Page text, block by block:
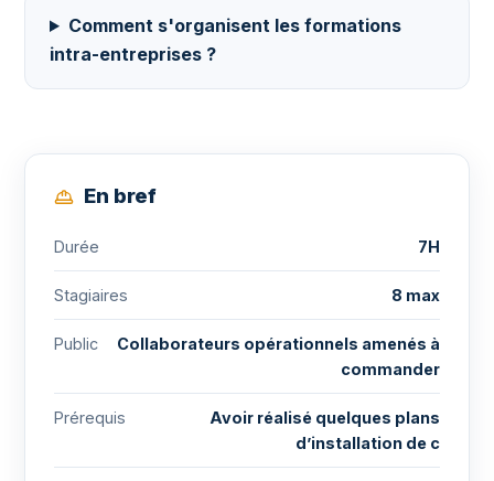
Comment s'organisent les formations
intra-entreprises ?
En bref
Durée 7H
Stagiaires 8 max
Public
Collaborateurs opérationnels amenés à
commander
Prérequis
Avoir réalisé quelques plans
d’installation de c